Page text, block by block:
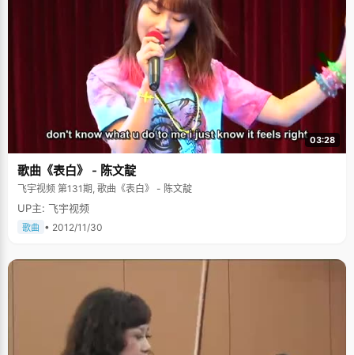
03:28
歌曲《表白》 - 陈文靛
飞宇视频 第131期, 歌曲《表白》 - 陈文靛
UP主: 飞宇视频
歌曲 • 2012/11/30